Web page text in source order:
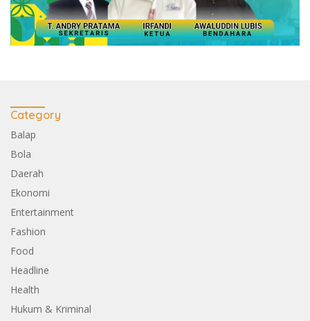
Category
Balap
Bola
Daerah
Ekonomi
Entertainment
Fashion
Food
Headline
Health
Hukum & Kriminal